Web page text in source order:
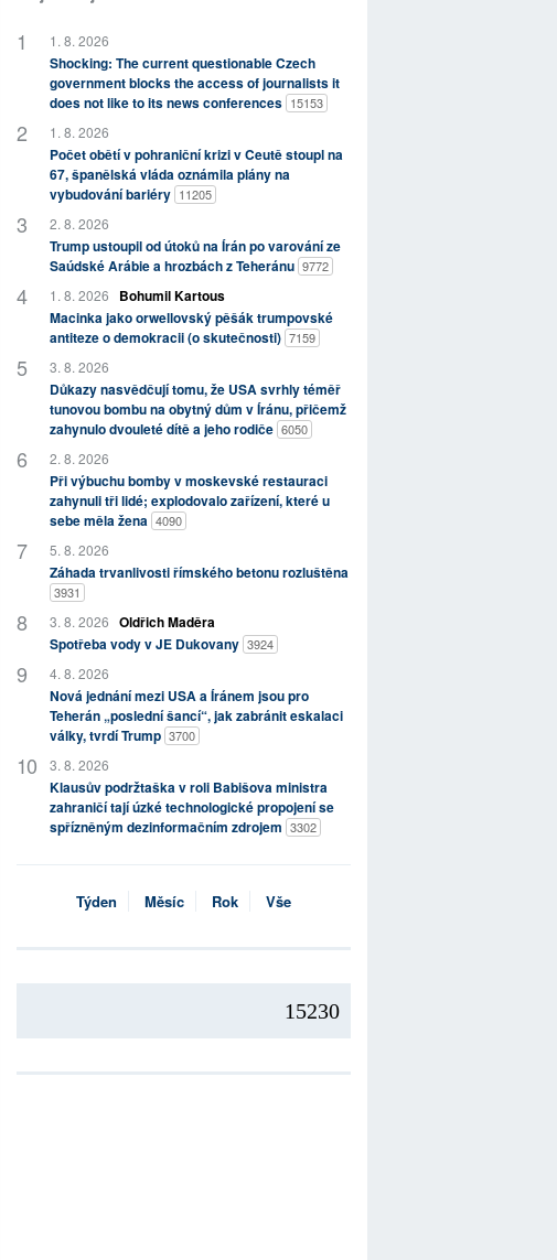
1. 8. 2026
Shocking: The current questionable Czech
government blocks the access of journalists it
does not like to its news conferences 15153
1. 8. 2026
Počet obětí v pohraniční krizi v Ceutě stoupl na
67, španělská vláda oznámila plány na
vybudování bariéry 11205
2. 8. 2026
Trump ustoupil od útoků na Írán po varování ze
Saúdské Arábie a hrozbách z Teheránu 9772
1. 8. 2026
Bohumil Kartous
Macinka jako orwellovský pěšák trumpovské
antiteze o demokracii (o skutečnosti) 7159
3. 8. 2026
Důkazy nasvědčují tomu, že USA svrhly téměř
tunovou bombu na obytný dům v Íránu, přičemž
zahynulo dvouleté dítě a jeho rodiče 6050
2. 8. 2026
Při výbuchu bomby v moskevské restauraci
zahynuli tři lidé; explodovalo zařízení, které u
sebe měla žena 4090
5. 8. 2026
Záhada trvanlivosti římského betonu rozluštěna
3931
3. 8. 2026 Oldřich Maděra
Spotřeba vody v JE Dukovany 3924
4. 8. 2026
Nová jednání mezi USA a Íránem jsou pro
Teherán „poslední šancí“, jak zabránit eskalaci
války, tvrdí Trump 3700
3. 8. 2026
Klausův podržtaška v roli Babišova ministra
zahraničí tají úzké technologické propojení se
spřízněným dezinformačním zdrojem 3302
Týden Měsíc Rok Vše
15230